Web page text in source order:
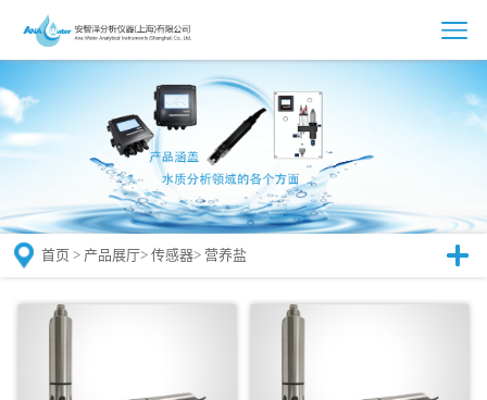
首页 > 产品展厅> 传感器> 营养盐